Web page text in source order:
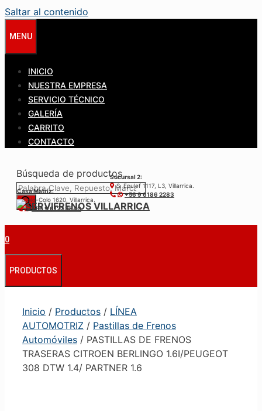
Saltar al contenido
MENU
INICIO
NUESTRA EMPRESA
SERVICIO TÉCNICO
GALERÍA
CARRITO
CONTACTO
Búsqueda de productos
Casa Matríz:
Colo-Colo 1620, Villarrica.
+56 9 6122 3840
Sucursal 2:
S. Epulef 1117, L3, Villarrica.
+56 9 6186 2283
0
PRODUCTOS
Inicio / Productos / LÍNEA
AUTOMOTRIZ / Pastillas de Frenos
Automóviles / PASTILLAS DE FRENOS
TRASERAS CITROEN BERLINGO 1.6I/PEUGEOT
308 DTW 1.4/ PARTNER 1.6